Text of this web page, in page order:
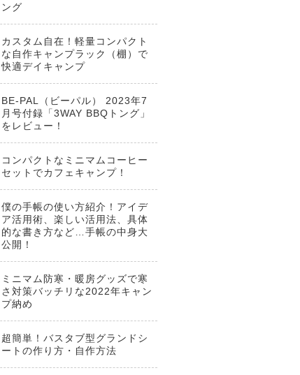
ング
カスタム自在！軽量コンパクト
な自作キャンプラック（棚）で
快適デイキャンプ
BE-PAL（ビーパル） 2023年7
月号付録「3WAY BBQトング」
をレビュー！
コンパクトなミニマムコーヒー
セットでカフェキャンプ！
僕の手帳の使い方紹介！アイデ
ア活用術、楽しい活用法、具体
的な書き方など…手帳の中身大
公開！
ミニマム防寒・暖房グッズで寒
さ対策バッチリな2022年キャン
プ納め
超簡単！バスタブ型グランドシ
ートの作り方・自作方法